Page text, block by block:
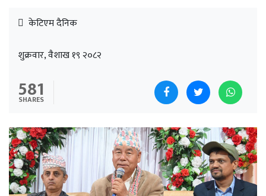
केटिएम दैनिक
शुक्रवार, वैशाख १९ २०८२
581
SHARES